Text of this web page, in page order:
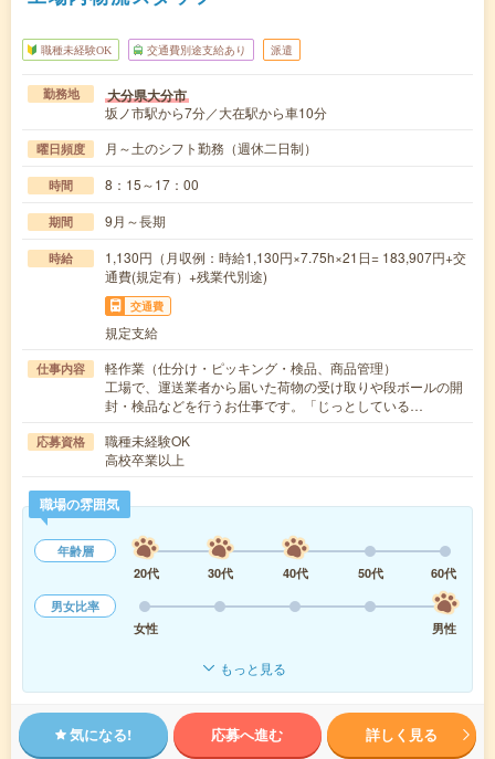
職種未経験OK 交通費別途支給あり 派遣
勤務地 大分県大分市
坂ノ市駅から7分／大在駅から車10分
曜日頻度 月～土のシフト勤務（週休二日制）
時間 8：15～17：00
期間 9月～長期
時給
1,130円（月収例：時給1,130円×7.75h×21日= 183,907円+交
通費(規定有）+残業代別途)
交通費
規定支給
仕事内容
軽作業（仕分け・ピッキング・検品、商品管理）
工場で、運送業者から届いた荷物の受け取りや段ボールの開
封・検品などを行うお仕事です。「じっとしている…
応募資格
職種未経験OK
高校卒業以上
職場の雰囲気
年齢層
20代
30代 40代 50代
60代
男女比率
女性
男性
もっと見る
気になる! 応募へ進む 詳しく見る